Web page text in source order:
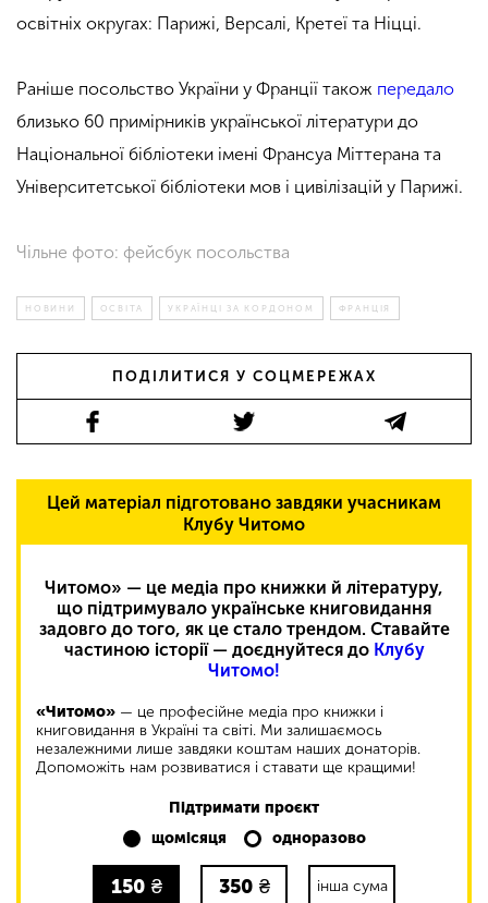
освітніх округах: Парижі, Версалі, Кретеї та Ніцці.
Раніше посольство України у Франції також передало
близько 60 примірників української літератури до
Національної бібліотеки імені Франсуа Міттерана та
Університетської бібліотеки мов і цивілізацій у Парижі.
Чільне фото: фейсбук посольства
НОВИНИ ОСВІТА УКРАЇНЦІ ЗА КОРДОНОМ ФРАНЦІЯ
ПОДІЛИТИСЯ У СОЦМЕРЕЖАХ
Цей матеріал підготовано завдяки учасникам
Клубу Читомо
Читомо» — це медіа про книжки й літературу,
що підтримувало українське книговидання
задовго до того, як це стало трендом. Ставайте
частиною історії — доєднуйтеся до Клубу
Читомо!
«Читомо» — це професійне медіа про книжки і
книговидання в Україні та світі. Ми залишаємось
незалежними лише завдяки коштам наших донаторів.
Допоможіть нам розвиватися і ставати ще кращими!
Підтримати проєкт
щомісяця
одноразово
150 ₴ 350 ₴ інша сума